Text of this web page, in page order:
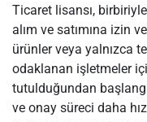
Ticaret lisansı,
alım ve satımına izin
ürünler veya yalnızca
odaklanan işletmeler
tutulduğundan
ve onay süreci daha